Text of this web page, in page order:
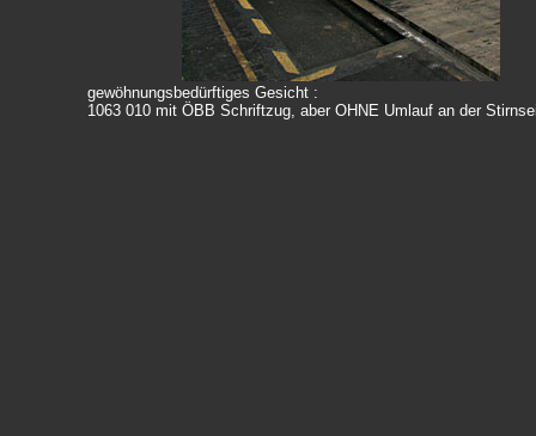
gewöhnungsbedürftiges Gesicht :
1063 010 mit ÖBB Schriftzug, aber OHNE Umlauf an der